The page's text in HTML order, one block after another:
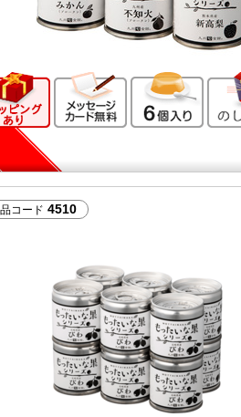
ギフト向け商品メッセージカー
6個
コード 4510